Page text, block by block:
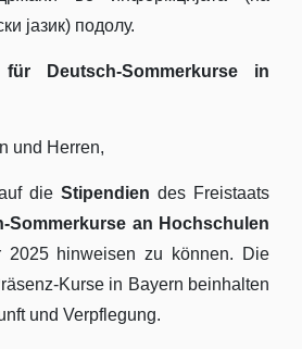
јазик) подолу.
Deutsch-Sommerkurse in
und Herren,
die Stipendien des Freistaats
Sommerkurse an Hochschulen
2025 hinweisen zu können. Die
Kurse in Bayern beinhalten
und Verpflegung.